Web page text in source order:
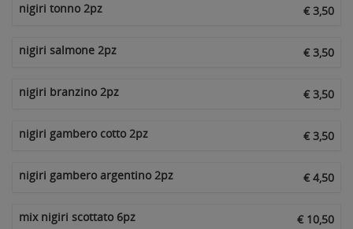
nigiri tonno 2pz € 3,50
nigiri salmone 2pz € 3,50
nigiri branzino 2pz € 3,50
nigiri gambero cotto 2pz € 3,50
nigiri gambero argentino 2pz € 4,50
mix nigiri scottato 6pz
€ 10,50